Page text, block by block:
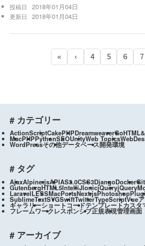
投稿日 2018年01月04日
更新日 2018年01月04日
« ‹ 4 5 6 7
# カテゴリー
ActionScriptCakePHPDreamweaverGo
MacPHPPythonSEOUnityWeb Topics
WordPressその他データベース開発環境
# タグ
AjaxAlpine.jsAPIAS3.0CSS3DjangoDockerGit
GutenbergHTML5IntelliJIonicjQuery
LaravelLESSMacPortsNext.jsPhotoshop
SublimeTextSVGSwiftTwitterTypeScriptVue
ギャラリーショートコードテンプレートカスタ
フレームワークレスポンシブ正規表現管理画面
# アーカイブ